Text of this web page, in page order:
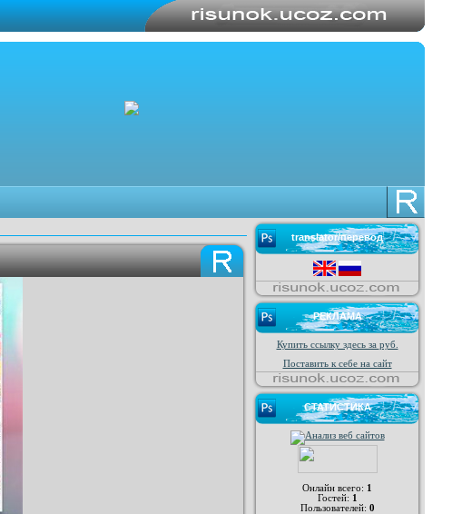
translator/перевод
РЕКЛАМА
Купить ссылку здесь за руб.
Поставить к себе на сайт
СТАТИСТИКА
Онлайн всего: 1
Гостей: 1
Пользователей: 0